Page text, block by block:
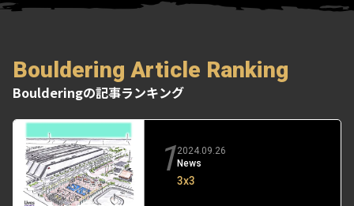
Bouldering Article Ranking
Boulderingの記事ランキング
12024.09.26
News
3x3